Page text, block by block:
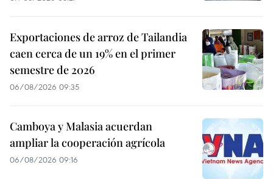
Exportaciones de arroz de Tailandia
caen cerca de un 19% en el primer
semestre de 2026
06/08/2026 09:35
Camboya y Malasia acuerdan
ampliar la cooperación agrícola
06/08/2026 09:16